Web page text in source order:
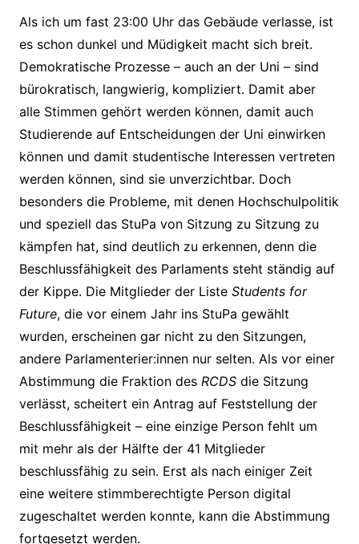
Als ich um fast 23:00 Uhr das Gebäude verlasse, ist
es schon dunkel und Müdigkeit macht sich breit.
Demokratische Prozesse – auch an der Uni – sind
bürokratisch, langwierig, kompliziert. Damit aber
alle Stimmen gehört werden können, damit auch
Studierende auf Entscheidungen der Uni einwirken
können und damit studentische Interessen vertreten
werden können, sind sie unverzichtbar. Doch
besonders die Probleme, mit denen Hochschulpolitik
und speziell das StuPa von Sitzung zu Sitzung zu
kämpfen hat, sind deutlich zu erkennen, denn die
Beschlussfähigkeit des Parlaments steht ständig auf
der Kippe. Die Mitglieder der Liste Students for
Future, die vor einem Jahr ins StuPa gewählt
wurden, erscheinen gar nicht zu den Sitzungen,
andere Parlamenterier:innen nur selten. Als vor einer
Abstimmung die Fraktion des RCDSdie Sitzung
verlässt, scheitert ein Antrag auf Feststellung der
Beschlussfähigkeit – eine einzige Person fehlt um
mit mehr als der Hälfte der 41 Mitglieder
beschlussfähig zu sein. Erst als nach einiger Zeit
eine weitere stimmberechtigte Person digital
zugeschaltet werden konnte, kann die Abstimmung
fortgesetzt werden.